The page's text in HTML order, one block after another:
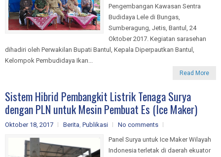
Pengembangan Kawasan Sentra
Budidaya Lele di Bungas,
Sumberagung, Jetis, Bantul, 24
Oktober 2017. Kegiatan sarasehan
dihadiri oleh Perwakilan Bupati Bantul, Kepala Diperpautkan Bantul,
Kelompok Pembudidaya Ikan...
Read More
Sistem Hibrid Pembangkit Listrik Tenaga Surya
dengan PLN untuk Mesin Pembuat Es (Ice Maker)
Oktober 18, 2017 Berita, Publikasi
No comments
Panel Surya untuk Ice Maker Wilayah
Indonesia terletak di daerah ekuator